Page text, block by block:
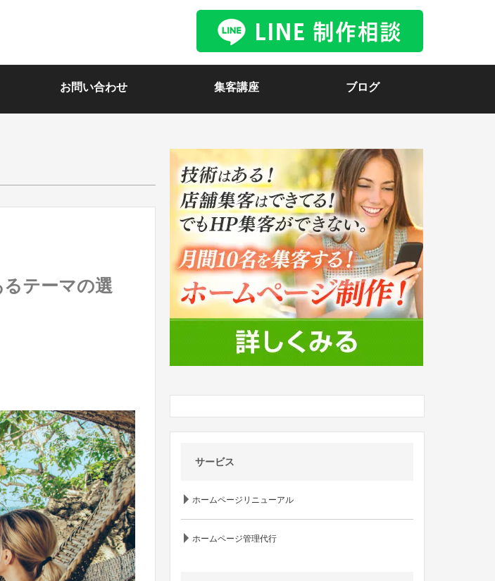
お問い合わせ 集客講座 ブログ
テーマの選
サービス
ホームページリニューアル
ホームページ管理代行